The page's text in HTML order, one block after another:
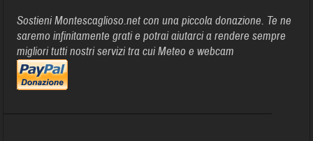
Sostieni Montescaglioso.net con una piccola donazione. Te ne
saremo infinitamente grati e potrai aiutarci a rendere sempre
migliori tutti nostri servizi tra cui Meteo e webcam